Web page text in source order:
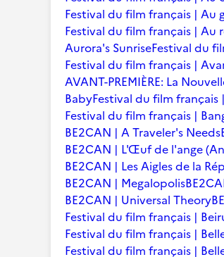
Festival du film français | Au
Festival du film français | Au
Aurora's SunriseFestival du
Festival du film français |
AVANT-PREMIÈRE: La
BabyFestival du film français
Festival du film français |
BE2CAN | A Traveler's Needs
BE2CAN | L'Œuf de l'ange
BE2CAN | Les Aigles de la
BE2CAN | Megalopolis
BE2CAN | Universal Theory
Festival du film français |
Festival du film français |
Festival du film français |